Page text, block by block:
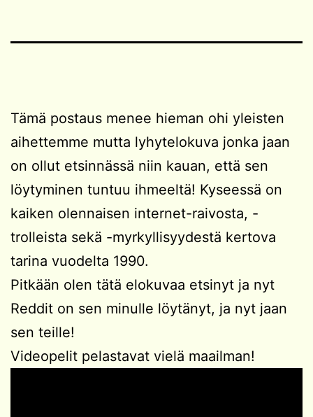
Tämä postaus menee hieman ohi yleisten
aihettemme mutta lyhytelokuva jonka jaan
on ollut etsinnässä niin kauan, että sen
löytyminen tuntuu ihmeeltä! Kyseessä on
kaiken olennaisen internet-raivosta, -
trolleista sekä -myrkyllisyydestä kertova
tarina vuodelta 1990.
Pitkään olen tätä elokuvaa etsinyt ja nyt
Reddit on sen minulle löytänyt, ja nyt jaan
sen teille!
Videopelit pelastavat vielä maailman!